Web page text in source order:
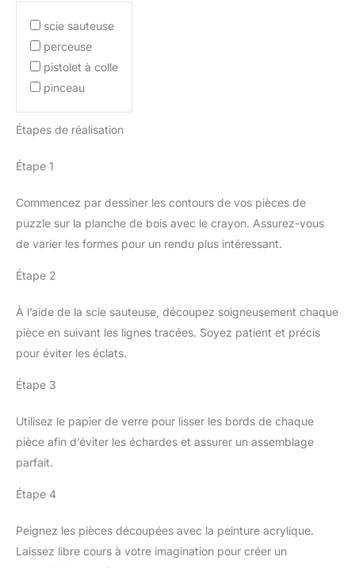
scie sauteuse
perceuse
pistolet à colle
pinceau
Étapes de réalisation
Étape 1
Commencez par dessiner les contours de vos pièces de
puzzle sur la planche de bois avec le crayon. Assurez-vous
de varier les formes pour un rendu plus intéressant.
Étape 2
À l’aide de la scie sauteuse, découpez soigneusement chaque
pièce en suivant les lignes tracées. Soyez patient et précis
pour éviter les éclats.
Étape 3
Utilisez le papier de verre pour lisser les bords de chaque
pièce afin d’éviter les échardes et assurer un assemblage
parfait.
Étape 4
Peignez les pièces découpées avec la peinture acrylique.
Laissez libre cours à votre imagination pour créer un